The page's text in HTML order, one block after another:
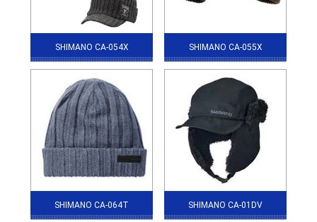
SHIMANO CA-054X SHIMANO CA-055X
SHIMANO CA-064T SHIMANO CA-01DV